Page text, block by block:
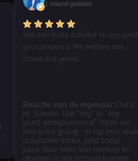
1 maand geleden
Wat een leuke activiteit en erg goed
georganiseerd. We hebben een
mooie dag gehad.
Reactie van de eigenaar: Dank
je, Sander. Dat "erg" in "erg
goed georganiseerd" lezen we
hier extra graag - er ligt een strak
draaiboek onder, juist zodat
jullie daar niets van merken en
gewoon in het verhaal kunnen